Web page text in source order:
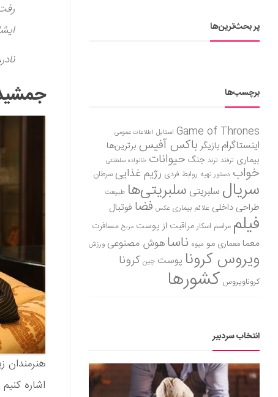
هنرمندان
اشاره
پر بحث‌ترین‌ها
برچسب‌ها
Game of Thrones استایل اطلاعات عمومی
اینستاگرام بازیگر باکس آفیس برترین‌ها
بیماری ترفند ترند جنگ حیوانات خانواده سلطنتی
خواب دستور تهیه روابط فردی رژیم غذاییسرطان
سریال سلبریتی سلبریتی‌ها طبیعت
طراحی داخلی علائم بیماری عکس فضا فوتبال
فیلم مراسم اسکارمراقبت از پوست مریخ مسافرت
معمامعماری مو میوه ناساهوش مصنوعی ورزش
ویروس کرونا پوست چین کرونا
کروناویروس کشورها
انتخاب سردبیر